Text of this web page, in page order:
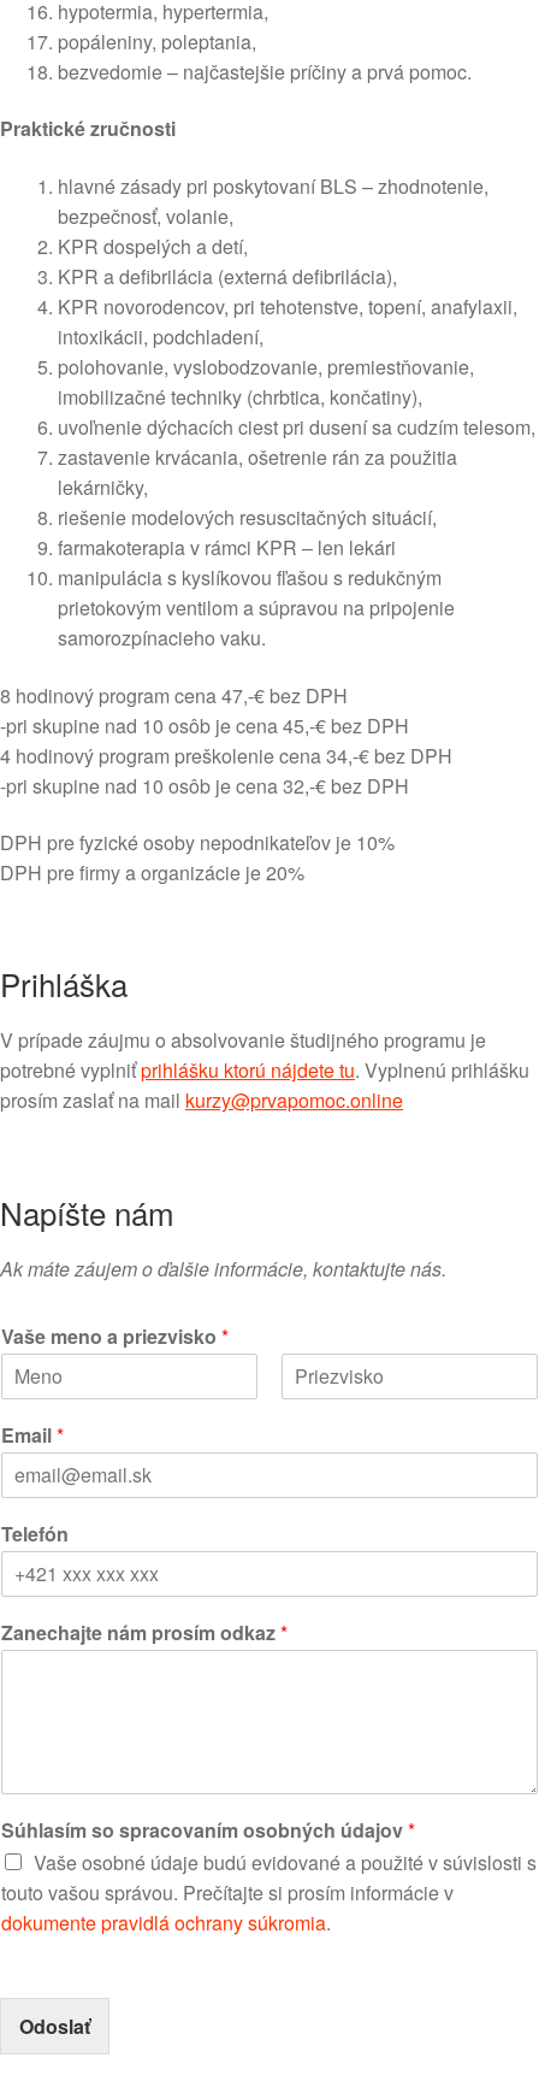
hypotermia, hypertermia,
popáleniny, poleptania,
bezvedomie – najčastejšie príčiny a prvá pomoc.
Praktické zručnosti
hlavné zásady pri poskytovaní BLS – zhodnotenie,
bezpečnosť, volanie,
KPR dospelých a detí,
KPR a defibrilácia (externá defibrilácia),
KPR novorodencov, pri tehotenstve, topení, anafylaxii,
intoxikácii, podchladení,
polohovanie, vyslobodzovanie, premiestňovanie,
imobilizačné techniky (chrbtica, končatiny),
uvoľnenie dýchacích ciest pri dusení sa cudzím telesom,
zastavenie krvácania, ošetrenie rán za použitia
lekárničky,
riešenie modelových resuscitačných situácií,
farmakoterapia v rámci KPR – len lekári
manipulácia s kyslíkovou fľašou s redukčným
prietokovým ventilom a súpravou na pripojenie
samorozpínacieho vaku.
8 hodinový program cena 47,-€ bez DPH
-pri skupine nad 10 osôb je cena 45,-€ bez DPH
4 hodinový program preškolenie cena 34,-€ bez DPH
-pri skupine nad 10 osôb je cena 32,-€ bez DPH
DPH pre fyzické osoby nepodnikateľov je 10%
DPH pre firmy a organizácie je 20%
Prihláška
V prípade záujmu o absolvovanie študijného programu je
potrebné vyplniťprihlášku ktorú nájdete tu. Vyplnenú prihlášku
prosím zaslať na mail kurzy@prvapomoc.online
Napíšte nám
Ak máte záujem o ďalšie informácie, kontaktujte nás.
Vaše meno a priezvisko *
F
i
r
L
Email*
Telefón
Zanechajte nám prosím odkaz*
Súhlasím so spracovaním osobných údajov*
Vaše osobné údaje budú evidované a použité v súvislosti s
touto vašou správou. Prečítajte si prosím informácie v
dokumente pravidlá ochrany súkromia.
Odoslať